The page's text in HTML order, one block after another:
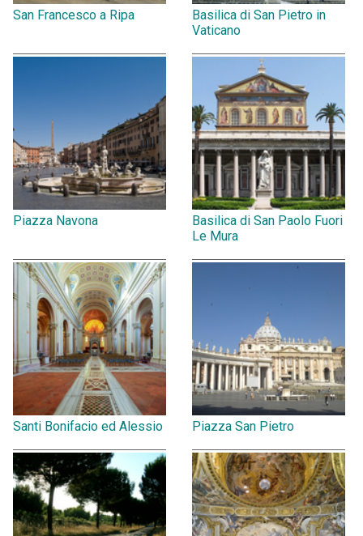
San Francesco a Ripa
Basilica di San Pietro in
Vaticano
Piazza Navona
Basilica di San Paolo Fuori
Le Mura
Santi Bonifacio ed Alessio Piazza San Pietro